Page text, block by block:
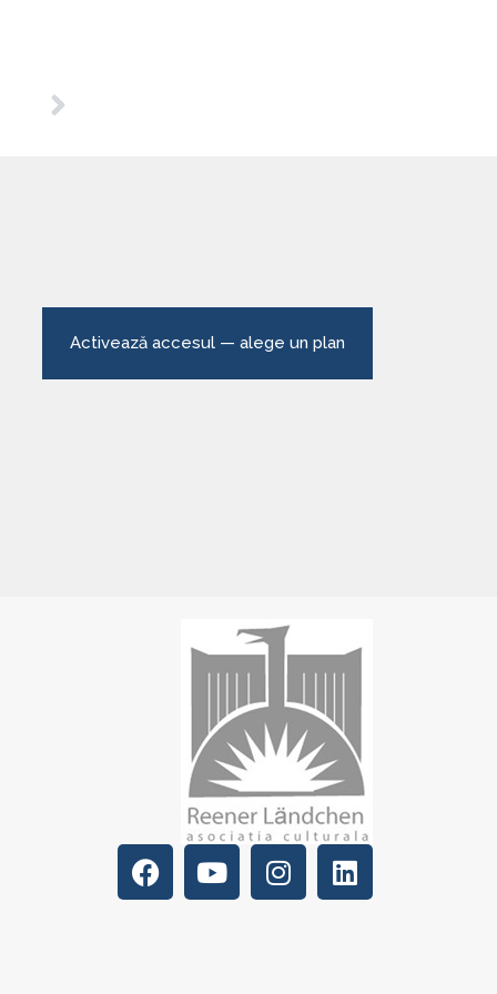
Activează accesul — alege un plan